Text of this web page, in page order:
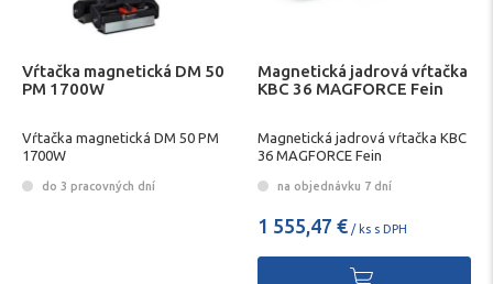
Vŕtačka magnetická DM 50
PM 1700W
Vŕtačka magnetická DM 50 PM
1700W
do 3 pracovných dní
Magnetická jadrová vŕtačka
KBC 36 MAGFORCE Fein
Magnetická jadrová vŕtačka KBC
36 MAGFORCE Fein
na objednávku 7 dní
1 555,47 € / ks s DPH